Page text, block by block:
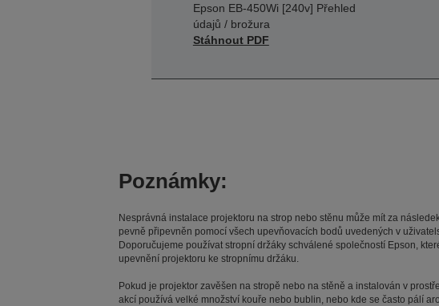
Epson EB-450Wi [240v] Přehled
údajů / brožura
Stáhnout PDF
Poznámky:
Nesprávná instalace projektoru na strop nebo stěnu může mít za
pevně připevněn pomocí všech upevňovacích bodů uvedených v
Doporučujeme používat stropní držáky schválené společností Epson,
upevnění projektoru ke stropnímu držáku.
Pokud je projektor zavěšen na stropě nebo na stěně a instalován v
akcí používá velké množství kouře nebo bublin, nebo kde se často pálí